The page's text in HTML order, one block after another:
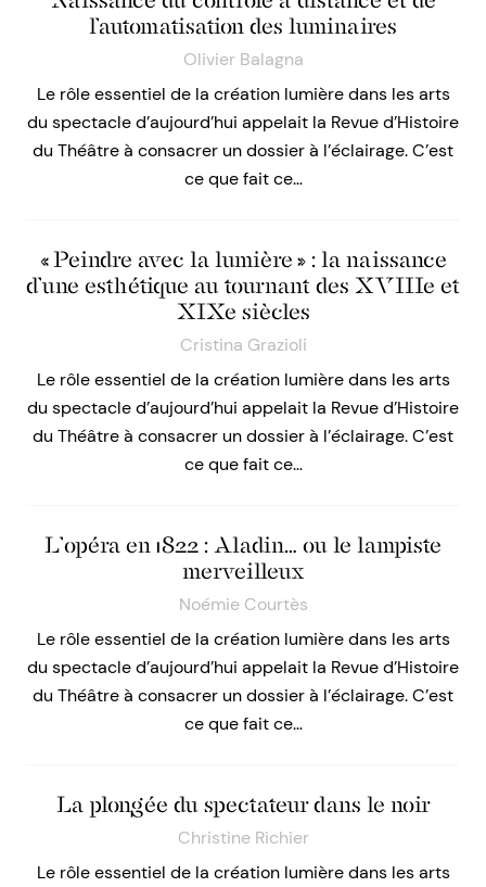
l’automatisation des luminaires
Olivier Balagna
Le rôle essentiel de la création lumière dans les arts
du spectacle d’aujourd’hui appelait la Revue d’Histoire
du Théâtre à consacrer un dossier à l’éclairage. C’est
ce que fait ce…
« Peindre avec la lumière » : la naissance
d’une esthétique au tournant des XVIIIe et
XIXe siècles
Cristina Grazioli
Le rôle essentiel de la création lumière dans les arts
du spectacle d’aujourd’hui appelait la Revue d’Histoire
du Théâtre à consacrer un dossier à l’éclairage. C’est
ce que fait ce…
L’opéra en 1822 : Aladin… ou le lampiste
merveilleux
Noémie Courtès
Le rôle essentiel de la création lumière dans les arts
du spectacle d’aujourd’hui appelait la Revue d’Histoire
du Théâtre à consacrer un dossier à l’éclairage. C’est
ce que fait ce…
La plongée du spectateur dans le noir
Christine Richier
Le rôle essentiel de la création lumière dans les arts